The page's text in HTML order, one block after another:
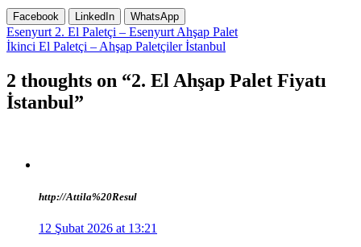
Facebook LinkedIn WhatsApp
Yazı
gezinmesi
Esenyurt 2. El Paletçi – Esenyurt Ahşap Palet
İkinci El Paletçi – Ahşap Paletçiler İstanbul
2 thoughts on “2. El Ahşap Palet Fiyatı
İstanbul”
http://Attila%20Resul
12 Şubat 2026 at 13:21